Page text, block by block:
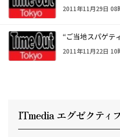
2011年11月29日 08
“ご当地スパゲテ
2011年11月22日 10
ITmedia エグゼクティ